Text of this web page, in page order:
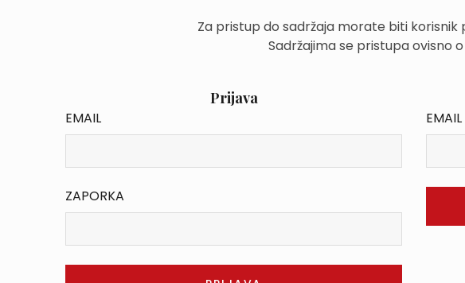
Za pristup do sadržaja morate biti
Sadržajima se pristupa ovisno
Prijava
EMAIL
ZAPORKA
EMAIL